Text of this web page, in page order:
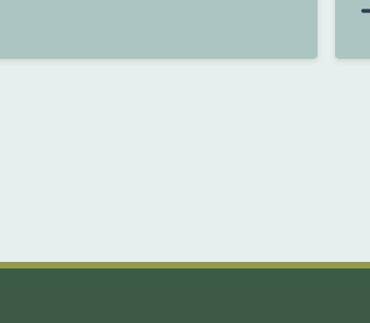
och väderförändringar,